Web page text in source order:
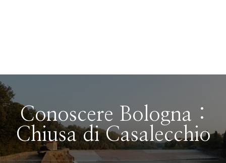
Conoscere Bologna :
Chiusa di Casalecchio